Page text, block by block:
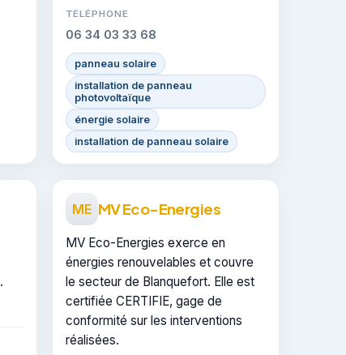
TÉLÉPHONE
06 34 03 33 68
panneau solaire
installation de panneau
photovoltaïque
énergie solaire
installation de panneau solaire
ME MV Eco-Energies
MV Eco-Energies exerce en
énergies renouvelables et couvre
le secteur de Blanquefort. Elle est
certifiée CERTIFIE, gage de
conformité sur les interventions
réalisées.